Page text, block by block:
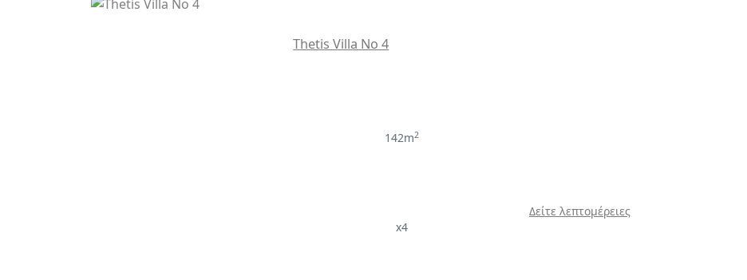
Thetis Villa No 4
142m2
x4
Δείτε λεπτομέρειες